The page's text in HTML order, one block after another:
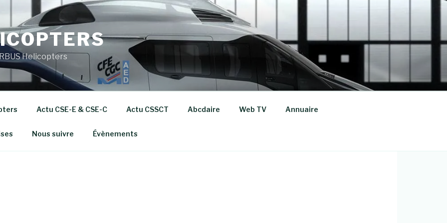
Helicopters
Actu CSE-E & CSE-C Actu CSSCT Abcdaire Web TV Annuaire
Nous suivre Évènements